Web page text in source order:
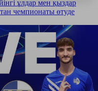
ұлдар мен қыздар
чемпионаты өтуде